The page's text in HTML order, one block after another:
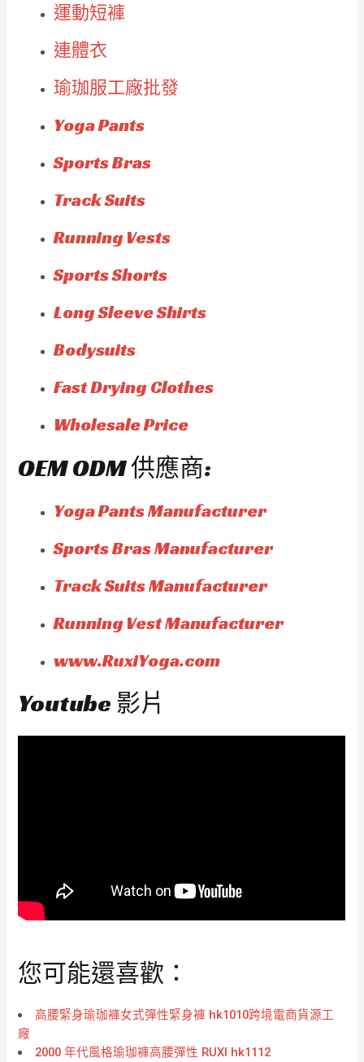
運動短褲
連體衣
瑜珈服工廠批發
Yoga Pants
Sports Bras
Track Suits
Running Vests
Sports Shorts
Long Sleeve Shirts
Bodysuits
Fast Drying Clothes
Wholesale Price
OEM ODM 供應商:
Yoga Pants Manufacturer
Sports Bras Manufacturer
Track Suits Manufacturer
Running Vest Manufacturer
www.RuxiYoga.com
Youtube 影片
您可能還喜歡：
高腰緊身瑜珈褲女式彈性緊身褲 hk1010跨境電商貨源工
廠
2000 年代風格瑜珈褲高腰彈性 RUXI hk1112